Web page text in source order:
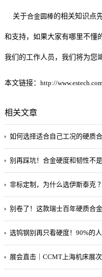
关于合金圆棒的相关知识点
和支持，如果大家有哪里不懂
我们的工作人员，我们将为您
本文链接： http://
相关文章
如何选择适合自己工况的硬质
别再踩坑！合金硬度和韧性不
非标定制，为什么选伊斯泰克 ？
别卷了！这款瑞士百年硬质合
选钨钢别再只看硬度！90%的
展会直击｜CCMT上海机床展